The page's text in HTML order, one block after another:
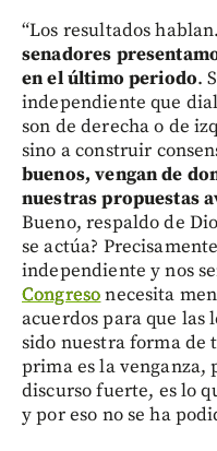
“Los resultados hablan.
senadores
en el último periodo.
independiente que
son de derecha o de
sino a construir
buenos, vengan de
nuestras propuestas
Bueno, respaldo de
se actúa?
independiente y nos
Congresonecesita
acuerdos para que las
sido nuestra forma de
prima es la venganza,
discurso fuerte, es lo
y por eso no se ha